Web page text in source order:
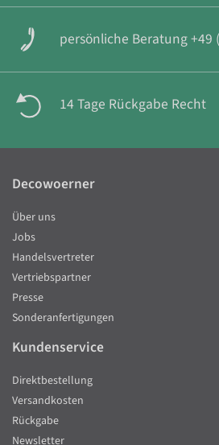
persönliche Beratung +49
14 Tage Rückgabe Recht
Decowoerner
Über uns
Jobs
Handelsvertreter
Vertriebspartner
Presse
Sonderanfertigungen
Kundenservice
Direktbestellung
Versandkosten
Rückgabe
Newsletter